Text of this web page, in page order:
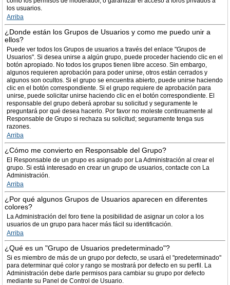
los usuarios.
Arriba
¿Donde están los Grupos de Usuarios y como me puedo unir a
ellos?
Puede ver todos los Grupos de usuarios a través del enlace "Grupos de
Usuarios". Si desea unirse a algún grupo, puede proceder haciendo clic en el
botón apropiado. No todos los grupos tienen libre acceso. Sin embargo,
algunos requieren aprobación para poder unirse, otros están cerrados y
algunos son ocultos. Si el grupo se encuentra abierto, puede unirse haciendo
clic en el botón correspondiente. Si el grupo requiere de aprobación para
unirse, puede solicitar unirse haciendo clic en el botón correspondiente. El
responsable del grupo deberá aprobar su solicitud y seguramente le
preguntará por qué desea hacerlo. Por favor no moleste continuamente al
Responsable de Grupo si rechaza su solicitud; seguramente tenga sus
razones.
Arriba
¿Cómo me convierto en Responsable del Grupo?
El Responsable de un grupo es asignado por La Administración al crear el
grupo. Si está interesado en crear un grupo de usuarios, contacte con La
Administración.
Arriba
¿Por qué algunos Grupos de Usuarios aparecen en diferentes
colores?
La Administración del foro tiene la posibilidad de asignar un color a los
usuarios de un grupo para hacer más fácil su identificación.
Arriba
¿Qué es un "Grupo de Usuarios predeterminado"?
Si es miembro de más de un grupo por defecto, se usará el "predeterminado"
para determinar qué color y rango se mostrará por defecto en su perfil. La
Administración debe darle permisos para cambiar su grupo por defecto
mediante su Panel de Control de Usuario.